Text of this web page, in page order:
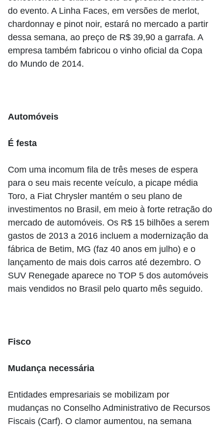
do evento. A Linha Faces, em versões de merlot,
chardonnay e pinot noir, estará no mercado a partir
dessa semana, ao preço de R$ 39,90 a garrafa. A
empresa também fabricou o vinho oficial da Copa
do Mundo de 2014.
Automóveis
É festa
Com uma incomum fila de três meses de espera
para o seu mais recente veículo, a picape média
Toro, a Fiat Chrysler mantém o seu plano de
investimentos no Brasil, em meio à forte retração do
mercado de automóveis. Os R$ 15 bilhões a serem
gastos de 2013 a 2016 incluem a modernização da
fábrica de Betim, MG (faz 40 anos em julho) e o
lançamento de mais dois carros até dezembro. O
SUV Renegade aparece no TOP 5 dos automóveis
mais vendidos no Brasil pelo quarto mês seguido.
Fisco
Mudança necessária
Entidades empresariais se mobilizam por
mudanças no Conselho Administrativo de Recursos
Fiscais (Carf). O clamor aumentou, na semana